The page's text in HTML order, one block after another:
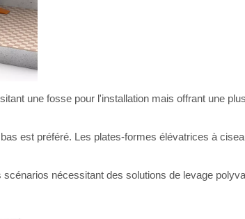
une fosse pour l'installation mais offrant une
est préféré. Les plates-formes élévatrices à
nécessitant des solutions de levage